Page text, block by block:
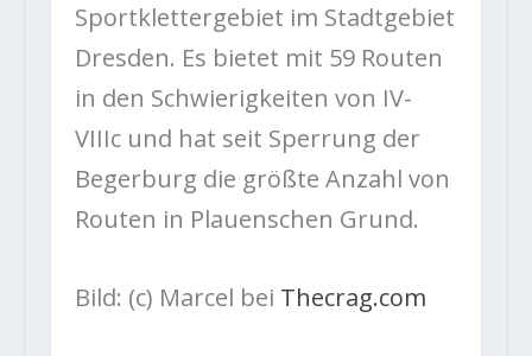
Sportklettergebiet im Stadtgebiet
Dresden. Es bietet mit 59 Routen
in den Schwierigkeiten von IV-
VIIIc und hat seit Sperrung der
Begerburg die größte Anzahl von
Routen in Plauenschen Grund.
Bild: (c) Marcel bei Thecrag.com